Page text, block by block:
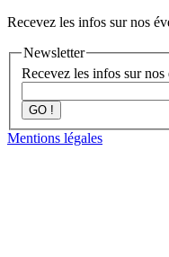
Recevez les infos sur nos
Newsletter
Recevez les infos sur
GO !
Mentions légales